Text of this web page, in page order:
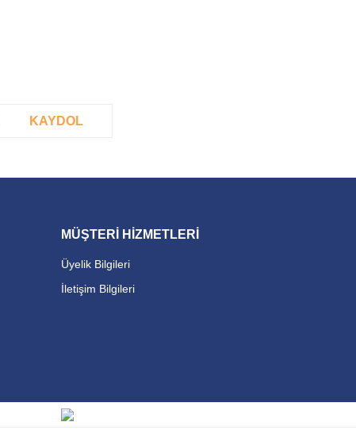
KAYDOL
MÜŞTERİ HİZMETLERİ
Üyelik Bilgileri
İletişim Bilgileri